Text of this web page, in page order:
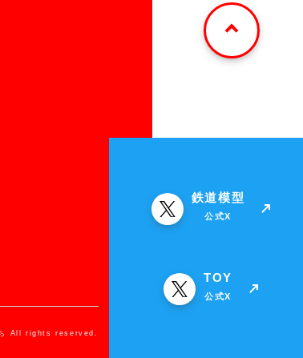
All rights reserved.
鉄道模型
公式X
TOY
公式X